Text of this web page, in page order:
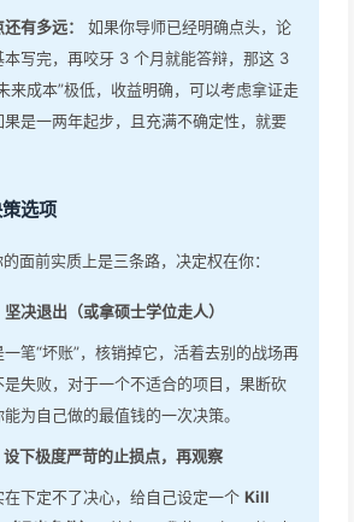
有多远：
如果你导师已经明确点头，论
本写完，再咬牙 3 个月就能答辩，那这 3
来成本”极低，收益明确，可以考虑拿证走
果是一两年起步，且充满不确定性，就要
选项
面前实质上是三条路，决定权在你：
决退出（或拿硕士学位走人）
一笔“坏账”，核销掉它，活着去别的战场再
是失败，对于一个不适合的项目，果断砍
为自己做的最值钱的一次决策。
下极度严苛的止损点，再观察
在下定不了决心，给自己设定一个 Kill